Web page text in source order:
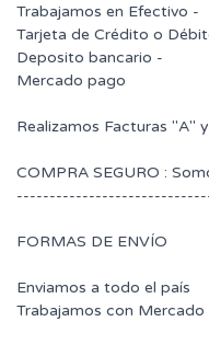
Trabajamos en Efectivo -
Tarjeta de Crédito o
Deposito bancario -
Mercado pago
Realizamos Facturas "A"
COMPRA SEGURO :
FORMAS DE ENVÍO
Enviamos a todo el país
Trabajamos con Mercado